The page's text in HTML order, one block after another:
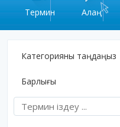
Термин Алаң
Категорияны таңдаңыз
Барлығы